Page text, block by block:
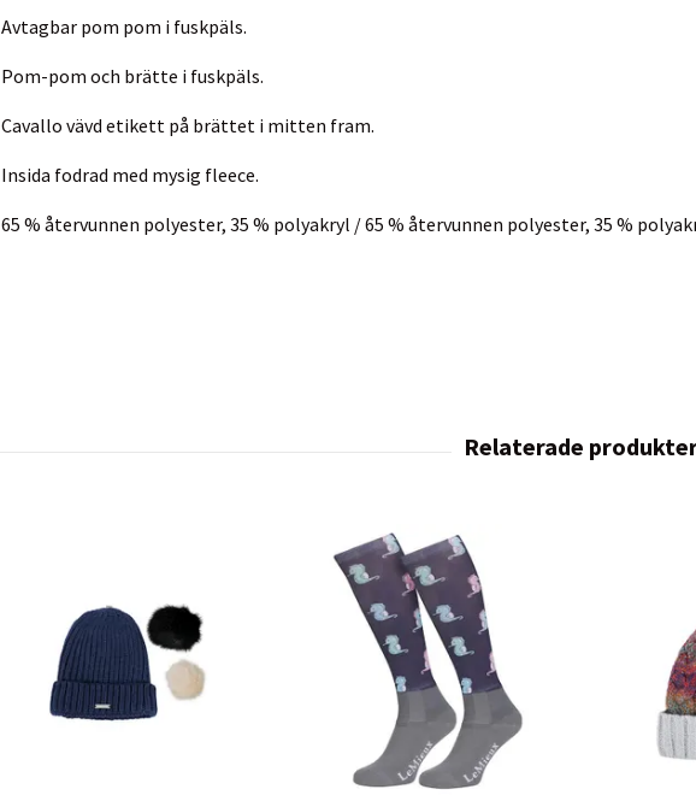
Avtagbar pom pom i fuskpäls.
Pom-pom och brätte i fuskpäls.
Cavallo vävd etikett på brättet i mitten fram.
Insida fodrad med mysig fleece.
65 % återvunnen polyester, 35 % polyakryl / 65 % återvunnen polyester, 35 %